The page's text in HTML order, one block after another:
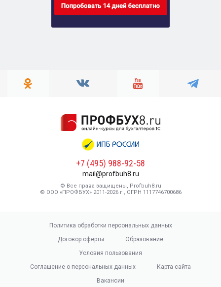
+7 (495) 988-92-58
mail@profbuh8.ru
© Все права защищены, Profbuh8.ru
© ООО «ПРОФБУХ» 2011-2026 г., ОГРН 1117746700686
Политика обработки персональных данных
Договор оферты
Образование
Условия пользования
Соглашение о персональных данных
Карта сайта
Вакансии